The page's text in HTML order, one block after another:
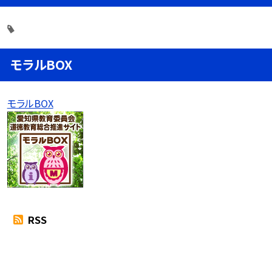
モラルBOX
モラルBOX
RSS